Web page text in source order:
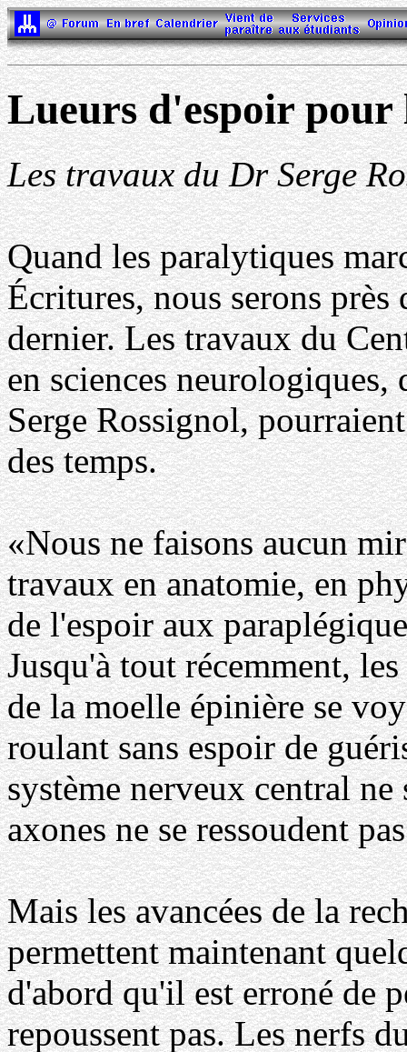
Lueurs d'espoir pour
Les travaux du Dr Serge
Quand les paralytiques
Écritures, nous serons près
dernier. Les travaux du
en sciences
Serge Rossignol,
des temps.
«Nous ne faisons aucun
travaux en anatomie, en
de l'espoir aux
Jusqu'à tout récemment,
de la moelle épinière se
roulant sans espoir de
système nerveux central ne
axones ne se ressoudent
Mais les avancées de la
permettent maintenant
d'abord qu'il est erroné de
repoussent pas. Les nerfs